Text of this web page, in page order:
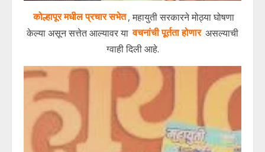
कोल्हापूर मधील प्रचार सभेत , महायुती सरकारने मोठ्या घोषणा
केल्या असून सत्तेत आल्यावर या वचनांची पूर्तता होणार असल्याची
ग्वाही दिली आहे.